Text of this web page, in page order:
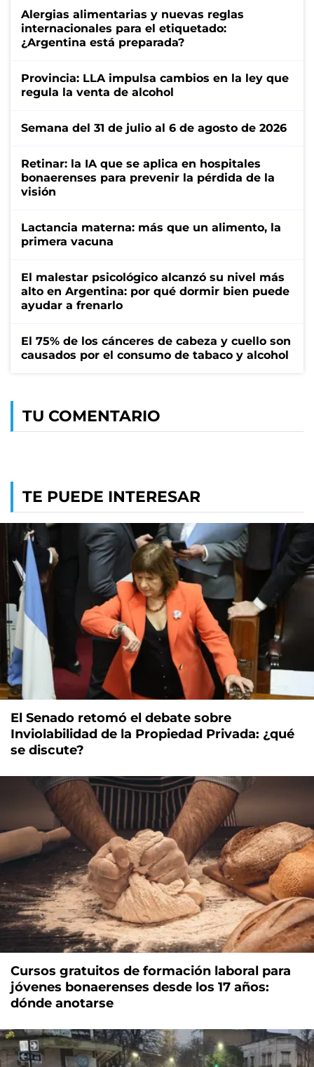
Alergias alimentarias y nuevas reglas
internacionales para el etiquetado:
¿Argentina está preparada?
Provincia: LLA impulsa cambios en la ley que
regula la venta de alcohol
Semana del 31 de julio al 6 de agosto de 2026
Retinar: la IA que se aplica en hospitales
bonaerenses para prevenir la pérdida de la
visión
Lactancia materna: más que un alimento, la
primera vacuna
El malestar psicológico alcanzó su nivel más
alto en Argentina: por qué dormir bien puede
ayudar a frenarlo
El 75% de los cánceres de cabeza y cuello son
causados por el consumo de tabaco y alcohol
TU COMENTARIO
TE PUEDE INTERESAR
El Senado retomó el debate sobre
Inviolabilidad de la Propiedad Privada: ¿qué
se discute?
Cursos gratuitos de formación laboral para
jóvenes bonaerenses desde los 17 años:
dónde anotarse